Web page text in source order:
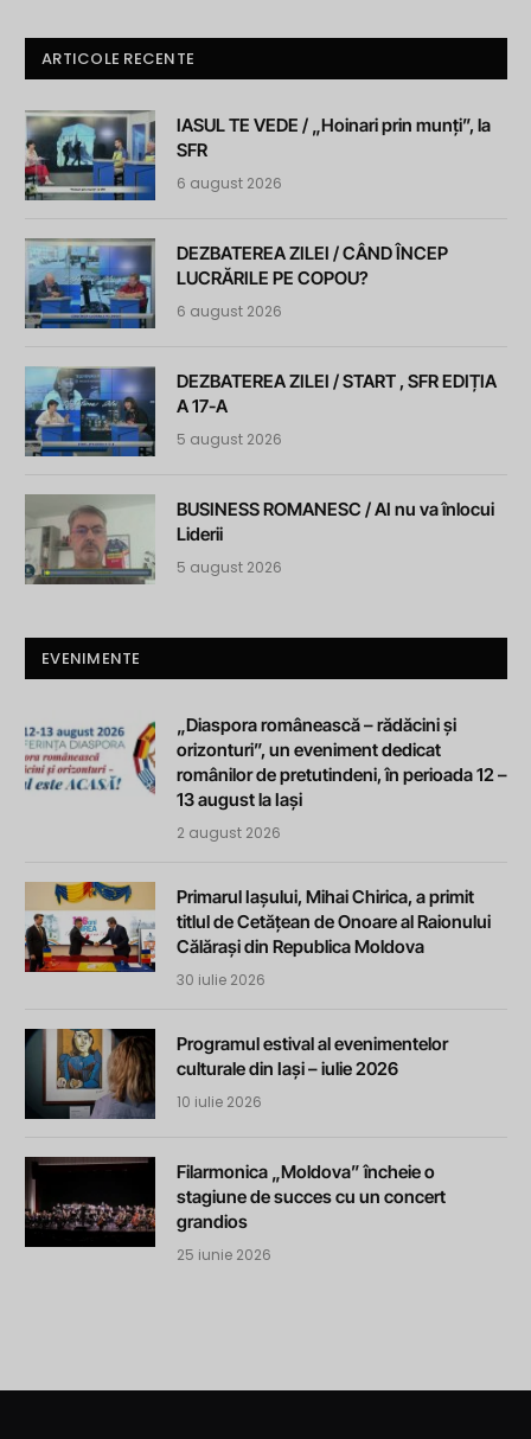
ARTICOLE RECENTE
IASUL TE VEDE / „Hoinari prin munți”, la
SFR
6 august 2026
DEZBATEREA ZILEI / CÂND ÎNCEP
LUCRĂRILE PE COPOU?
6 august 2026
DEZBATEREA ZILEI / START , SFR EDIȚIA
A 17-A
5 august 2026
BUSINESS ROMANESC / AI nu va înlocui
Liderii
5 august 2026
EVENIMENTE
„Diaspora românească – rădăcini și
orizonturi”, un eveniment dedicat
românilor de pretutindeni, în perioada 12 –
13 august la Iași
2 august 2026
Primarul Iașului, Mihai Chirica, a primit
titlul de Cetățean de Onoare al Raionului
Călărași din Republica Moldova
30 iulie 2026
Programul estival al evenimentelor
culturale din Iași – iulie 2026
10 iulie 2026
Filarmonica „Moldova” încheie o
stagiune de succes cu un concert
grandios
25 iunie 2026